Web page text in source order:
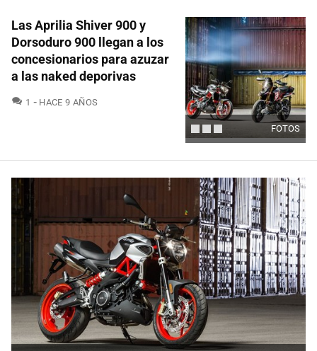
FOTOS
Las Aprilia Shiver 900 y
Dorsoduro 900 llegan a los
concesionarios para azuzar
a las naked deporivas
1 COMENTARIOS
HACE 9 AÑOS